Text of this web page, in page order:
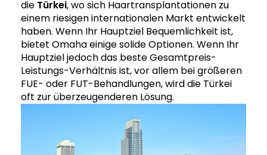
die Türkei, wo sich Haartransplantationen zu
einem riesigen internationalen Markt entwickelt
haben. Wenn Ihr Hauptziel Bequemlichkeit ist,
bietet Omaha einige solide Optionen. Wenn Ihr
Hauptziel jedoch das beste Gesamtpreis-
Leistungs-Verhältnis ist, vor allem bei größeren
FUE- oder FUT-Behandlungen, wird die Türkei
oft zur überzeugenderen Lösung.